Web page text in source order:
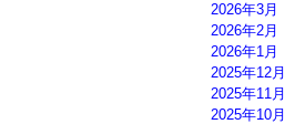
2026年3月
2026年2月
2026年1月
2025年12月
2025年11月
2025年10月